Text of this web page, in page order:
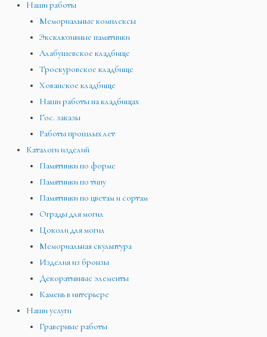
Наши работы
Мемориальные комплексы
Эксклюзивные памятники
Алабушевское кладбище
Троекуровское кладбище
Хованское кладбище
Наши работы на кладбищах
Гос. заказы
Работы прошлых лет
Каталоги изделий
Памятники по форме
Памятники по типу
Памятники по цветам и сортам
Ограды для могил
Цоколи для могил
Мемориальная скульптура
Изделия из бронзы
Декоративные элементы
Камень в интерьере
Наши услуги
Граверные работы